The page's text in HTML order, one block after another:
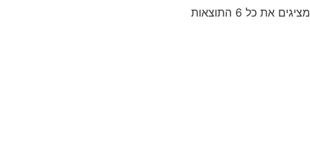
מציגים את כל ⁦6⁩ התוצאות